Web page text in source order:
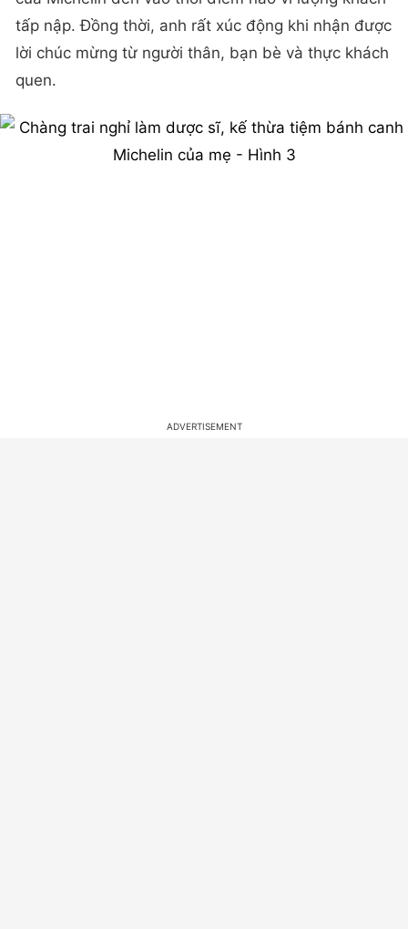
tấp nập. Đồng thời, anh rất xúc động khi nhận được
lời chúc mừng từ người thân, bạn bè và thực khách
quen.